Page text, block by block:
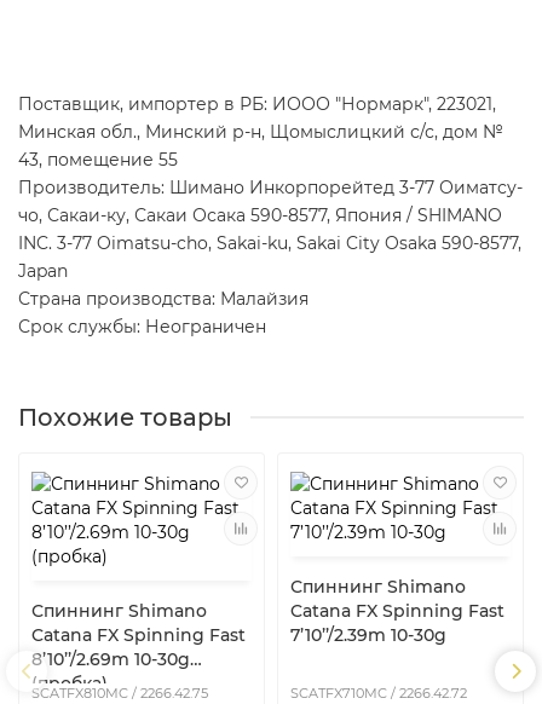
Поставщик, импортер в РБ: ИООО "Нормарк", 223021,
Минская обл., Минский р-н, Щомыслицкий с/с, дом №
43, помещение 55
Производитель: Шимано Инкорпорейтед 3-77 Оиматсу-
чо, Сакаи-ку, Сакаи Осака 590-8577, Япония / SHIMANO
INC. 3-77 Oimatsu-cho, Sakai-ku, Sakai City Osaka 590-8577,
Japan
Страна производства: Малайзия
Срок службы: Неограничен
Похожие товары
Спиннинг Shimano
Catana FX Spinning Fast
8’10’’/2.69m 10-30g
(пробка)
SCATFX810MC / 2266.42.75
Спиннинг Shimano
Catana FX Spinning Fast
7’10’’/2.39m 10-30g
SCATFX710MC / 2266.42.72